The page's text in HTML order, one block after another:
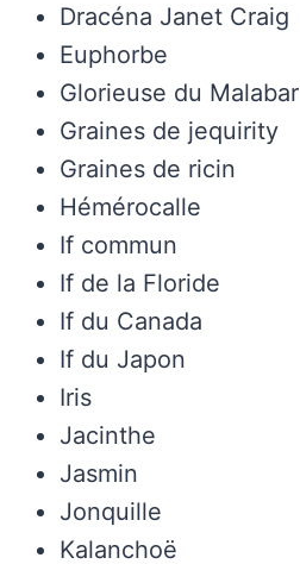
Dracéna Janet Craig
Euphorbe
Glorieuse du Malabar
Graines de jequirity
Graines de ricin
Hémérocalle
If commun
If de la Floride
If du Canada
If du Japon
Iris
Jacinthe
Jasmin
Jonquille
Kalanchoë